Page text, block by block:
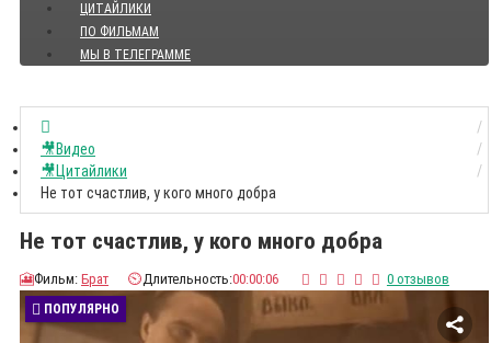
ЦИТАЙЛИКИ
ПО ФИЛЬМАМ
МЫ В ТЕЛЕГРАММЕ
🎥Видео
🎥Цитайлики
Не тот счастлив, у кого много добра
Не тот счастлив, у кого много добра
🎦Фильм: Брат ⏲️Длительность:00:00:06 0 отзывов
ПОПУЛЯРНО